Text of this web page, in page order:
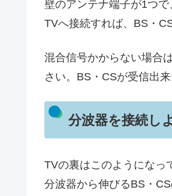
壁のアンテナ端子が1つ
TVへ接続すれば、BS・
混合信号かからない場合
さい。BS・CSが受信出
分波器を接続し
TVの裏はこのようになっ
分波器から伸びるBS・